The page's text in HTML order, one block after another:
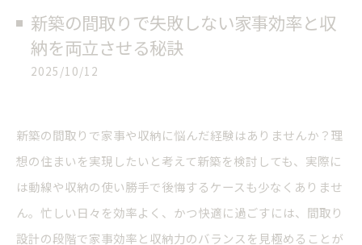
新築の間取りで失敗しない家事効率と収
納を両立させる秘訣
2025/10/12
新築の間取りで家事や収納に悩んだ経験はありませんか？理
想の住まいを実現したいと考えて新築を検討しても、実際に
は動線や収納の使い勝手で後悔するケースも少なくありませ
ん。忙しい日々を効率よく、かつ快適に過ごすには、間取り
設計の段階で家事効率と収納力のバランスを見極めることが